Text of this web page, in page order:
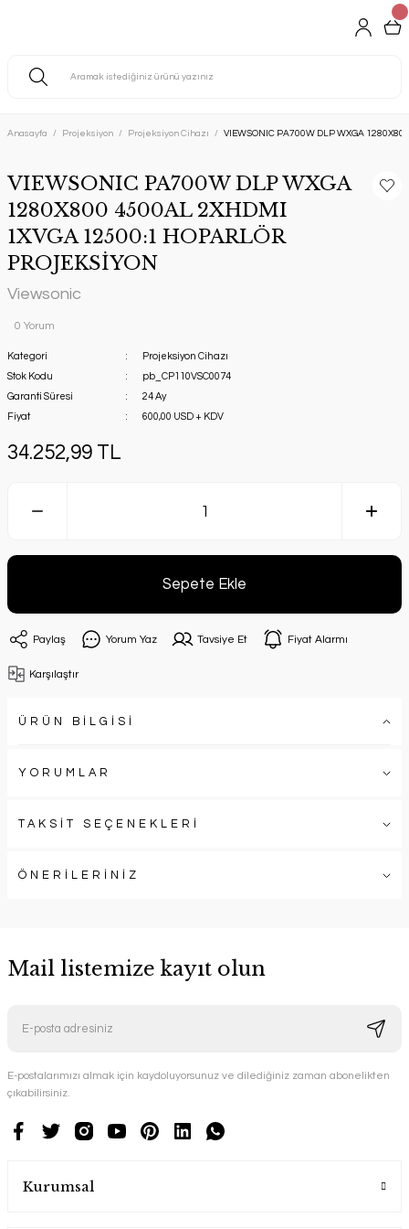
Anasayfa Projeksiyon Projeksiyon Cihazı VIEWSONIC PA700W DLP WXGA
VIEWSONIC PA700W DLP WXGA
1280X800 4500AL 2XHDMI
1XVGA 12500:1 HOPARLÖR
PROJEKSİYON
Viewsonic
0 Yorum
Kategori
Projeksiyon Cihazı
Stok Kodu
pb_CP110VSC0074
Garanti Süresi
24 Ay
Fiyat
600,00 USD + KDV
34.252,99 TL
Sepete Ekle
Paylaş Yorum Yaz Tavsiye Et Fiyat Alarmı
Karşılaştır
ÜRÜN BİLGİSİ
YORUMLAR
TAKSİT SEÇENEKLERİ
ÖNERİLERİNİZ
Mail listemize kayıt olun
E-postalarımızı almak için kaydoluyorsunuz ve dilediğiniz zaman abonelikten
çıkabilirsiniz.
Kurumsal